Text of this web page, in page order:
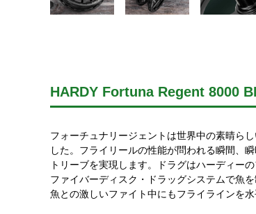
HARDY Fortuna Regent 8000
フォーチュナリージェントは世界中の素晴ら
した。フライリールの性能が問われる瞬間、
トリーブを実現します。ドラグはハーディー
ファイバーディスク・ドラッグシステムで魚
魚との激しいファイト中にもフライラインを